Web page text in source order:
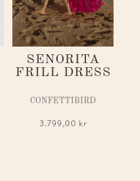
SENORITA
FRILL DRESS
CONFETTIBIRD
3.799,00 kr